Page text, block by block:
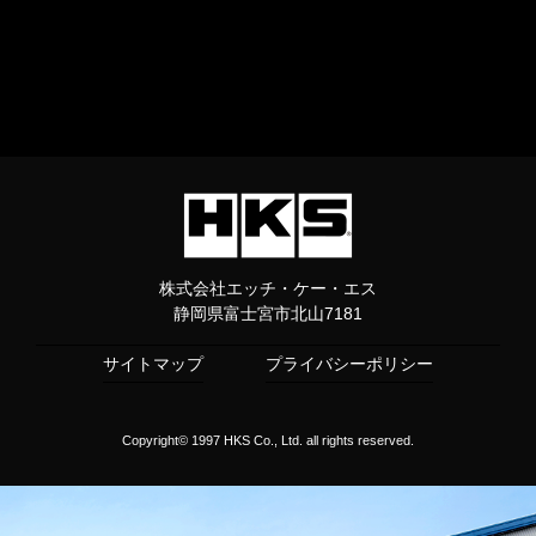
株式会社エッチ・ケー・エス
静岡県富士宮市北山7181
サイトマップ プライバシーポリシー
Copyright© 1997 HKS Co., Ltd. all rights reserved.